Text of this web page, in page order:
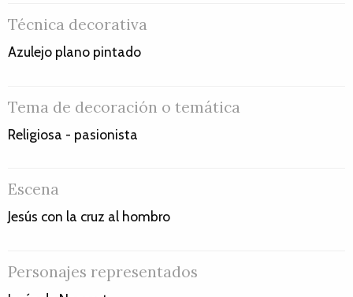
Técnica decorativa
Azulejo plano pintado
Tema de decoración o temática
Religiosa - pasionista
Escena
Jesús con la cruz al hombro
Personajes representados